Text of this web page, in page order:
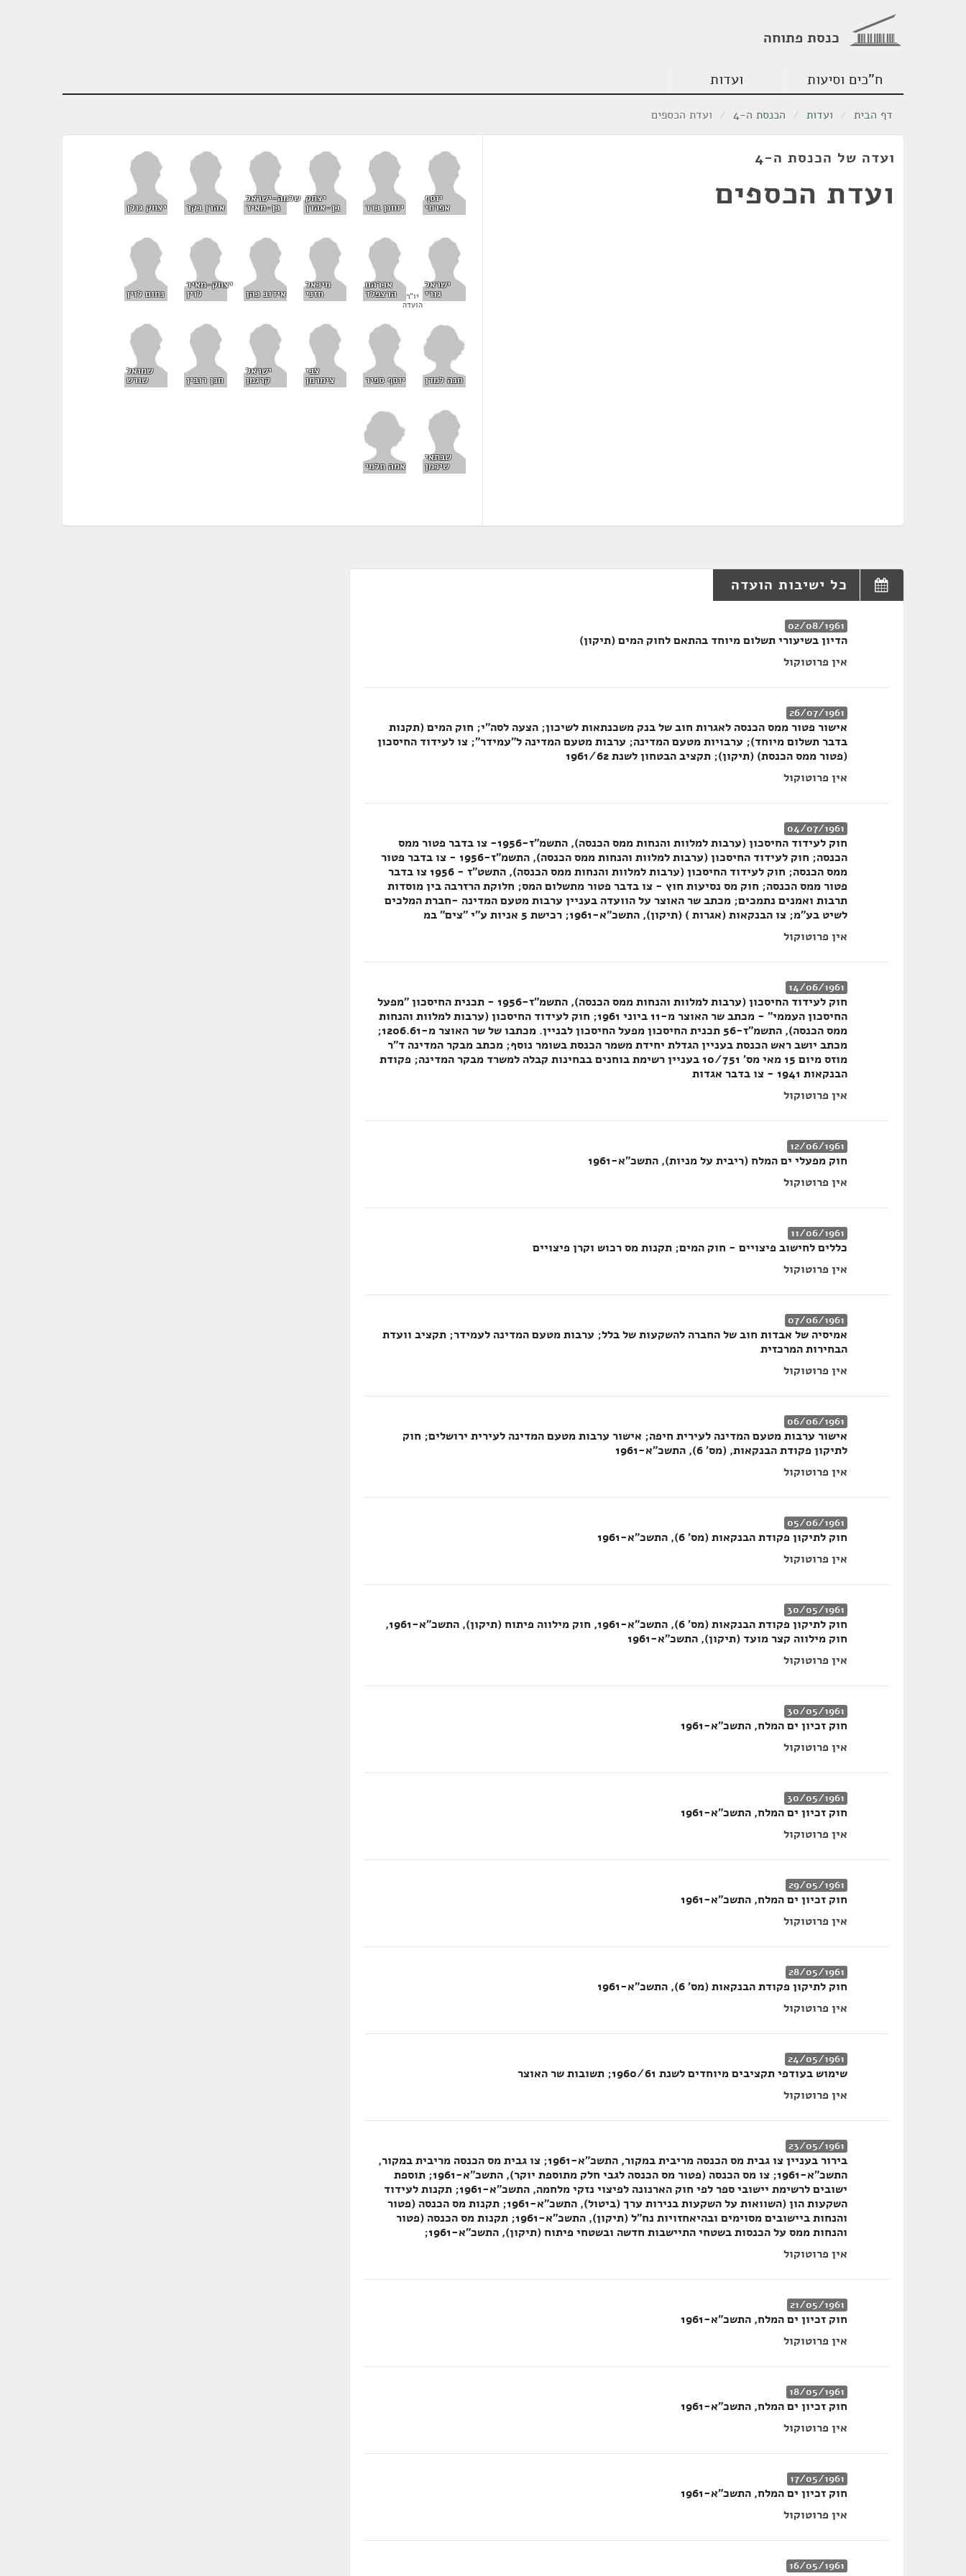
כנסת פתוחה
ח"כים וסיעות ועדות
דף הבית / ועדות / הכנסת ה-4 / ועדת הכספים
ועדה של הכנסת ה-4
ועדת הכספים יוסף
אפרתי יוחנן בדר
יצחק
בן-אהרן
שלמה-ישראל
בן-מאיר אהרן בקר יצחק גולן
ישראל
גורי יו"ר
הועדה
אברהם
הרצפלד
מיכאל
חזני אידוב כהן
יצחק-מאיר
לוין נחום לוין
חנה למדן יוסף ספיר
צבי
צימרמן
ישראל
קרגמן חנן רובין
שמואל
שורש
שבתאי
שיכמן אמה תלמי
כל ישיבות הועדה
02/08/1961
הדיון בשיעורי תשלום מיוחד בהתאם לחוק המים (תיקון)
אין פרוטוקול
26/07/1961
אישור פטור ממס הכנסה לאגרות חוב של בנק משכנתאות לשיכון; הצעה לסה"י; חוק המים (תקנות
בדבר תשלום מיוחד); ערבויות מטעם המדינה; ערבות מטעם המדינה ל"עמידר"; צו לעידוד החיסכון
(פטור ממס הכנסת) (תיקון); תקציב הבטחון לשנת 1961/62
אין פרוטוקול
04/07/1961
חוק לעידוד החיסכון (ערבות למלוות והנחות ממס הכנסה), התשמ"ז-1956- צו בדבר פטור ממס
הכנסה; חוק לעידוד החיסכון (ערבות למלוות והנחות ממס הכנסה), התשמ"ז-1956 - צו בדבר פטור
ממס הכנסה; חוק לעידוד החיסכון (ערבות למלוות והנחות ממס הכנסה), התשט"ז - 1956 צו בדבר
פטור ממס הכנסה; חוק מס נסיעות חוץ - צו בדבר פטור מתשלום המס; חלוקת הרזרבה בין מוסדות
תרבות ואמנים נתמכים; מכתב שר האוצר על הוועדה בעניין ערבות מטעם המדינה -חברת המלכים
לשיט בע"מ; צו הבנקאות (אגרות ) (תיקון), התשכ"א-1961; רכישת 5 אניות ע"י "צים" במ
אין פרוטוקול
14/06/1961
חוק לעידוד החיסכון (ערבות למלוות והנחות ממס הכנסה), התשמ"ז-1956 - תכנית החיסכון "מפעל
החיסכון העממי" - מכתב שר האוצר מ-11 ביוני 1961; חוק לעידוד החיסכון (ערבות למלוות והנחות
ממס הכנסה), התשמ"ז-56 תכנית החיסכון מפעל החיסכון לבניין. מכתבו של שר האוצר מ-1206.61;
מכתב יושב ראש הכנסת בעניין הגדלת יחידת משמר הכנסת בשומר נוסף; מכתב מבקר המדינה ד"ר
מוזס מיום 15 מאי מס' 10/751 בעניין רשימת בוחנים בבחינות קבלה למשרד מבקר המדינה; פקודת
הבנקאות 1941 - צו בדבר אגדות
אין פרוטוקול
12/06/1961
חוק מפעלי ים המלח (ריבית על מניות), התשכ"א-1961
אין פרוטוקול
11/06/1961
כללים לחישוב פיצויים - חוק המים; תקנות מס רכוש וקרן פיצויים
אין פרוטוקול
07/06/1961
אמיסיה של אבדות חוב של החברה להשקעות של בלל; ערבות מטעם המדינה לעמידר; תקציב וועדת
הבחירות המרכזית
אין פרוטוקול
06/06/1961
אישור ערבות מטעם המדינה לעירית חיפה; אישור ערבות מטעם המדינה לעירית ירושלים; חוק
לתיקון פקודת הבנקאות, (מס' 6), התשכ"א-1961
אין פרוטוקול
05/06/1961
חוק לתיקון פקודת הבנקאות (מס' 6), התשכ"א-1961
אין פרוטוקול
30/05/1961
חוק לתיקון פקודת הבנקאות (מס' 6), התשכ"א-1961, חוק מילווה פיתוח (תיקון), התשכ"א-1961,
חוק מילווה קצר מועד (תיקון), התשכ"א-1961
אין פרוטוקול
30/05/1961
חוק זכיון ים המלח, התשכ"א-1961
אין פרוטוקול
30/05/1961
חוק זכיון ים המלח, התשכ"א-1961
אין פרוטוקול
29/05/1961
חוק זכיון ים המלח, התשכ"א-1961
אין פרוטוקול
28/05/1961
חוק לתיקון פקודת הבנקאות (מס' 6), התשכ"א-1961
אין פרוטוקול
24/05/1961
שימוש בעודפי תקציבים מיוחדים לשנת 1960/61; תשובות שר האוצר
אין פרוטוקול
23/05/1961
בירור בעניין צו גבית מס הכנסה מריבית במקור, התשכ"א-1961; צו גבית מס הכנסה מריבית במקור,
התשכ"א-1961; צו מס הכנסה (פטור מס הכנסה לגבי חלק מתוספת יוקר), התשכ"א-1961; תוספת
ישובים לרשימת יישובי ספר לפי חוק הארנונה לפיצוי נזקי מלחמה, התשכ"א-1961; תקנות לעידוד
השקעות הון (השוואות על השקעות בנירות ערך (ביטול), התשכ"א-1961; תקנות מס הכנסה (פטור
והנחות ביישובים מסוימים ובהיאחזויות נח"ל (תיקון), התשכ"א-1961; תקנות מס הכנסה (פטור
והנחות ממס על הכנסות בשטחי התיישבות חדשה ובשטחי פיתוח (תיקון), התשכ"א-1961;
אין פרוטוקול
21/05/1961
חוק זכיון ים המלח, התשכ"א-1961
אין פרוטוקול
18/05/1961
חוק זכיון ים המלח, התשכ"א-1961
אין פרוטוקול
17/05/1961
חוק זכיון ים המלח, התשכ"א-1961
אין פרוטוקול
16/05/1961